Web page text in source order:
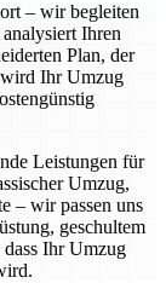
– wir begleiten
Ihren
Plan, der
Ihr Umzug
Leistungen für
Umzug,
– wir passen uns
geschultem
dass Ihr Umzug